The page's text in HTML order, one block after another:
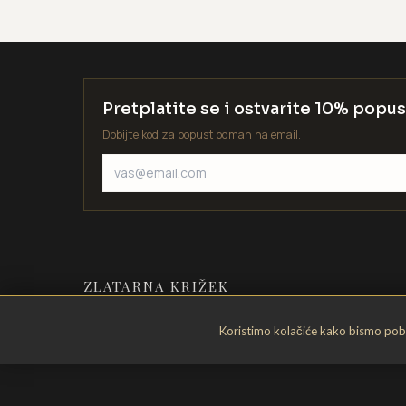
Koristimo kolačiće kako bismo
Pretplatite se i ostvarite 10%
Dobijte kod za popust odmah na email.
ZLATARNA KRIŽEK